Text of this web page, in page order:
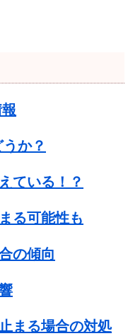
か？
ている！？
る可能性も
の傾向
まる場合の対処